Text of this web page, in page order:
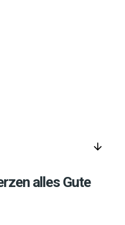
arrow_downward
alles Gute